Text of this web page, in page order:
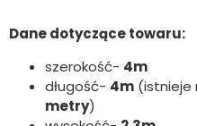
Dane dotyczące towaru:
szerokość- 4m
długość- 4m (istnieje
metry)